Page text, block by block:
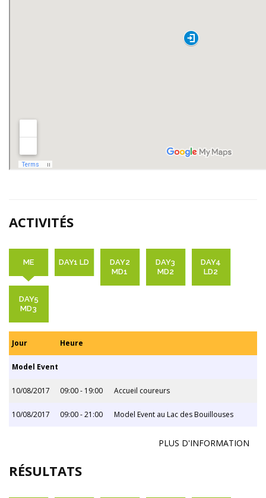
ACTIVITÉS
ME DAY1 LD
DAY2
MD1
DAY3
MD2
DAY4
LD2
DAY5
MD3
Jour Heure
Model Event
10/08/2017 09:00 - 19:00 Accueil coureurs
10/08/2017 09:00 - 21:00 Model Event au Lac des Bouillouses
PLUS D'INFORMATION
RÉSULTATS